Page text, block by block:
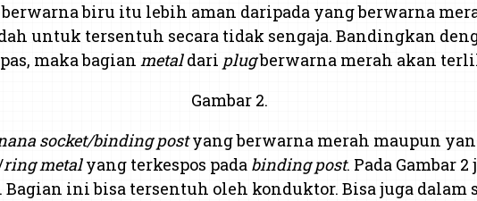
biru itu lebih aman daripada yang berwarna
untuk tersentuh secara tidak sengaja. Bandingkan
maka bagian metaldari plugberwarna merah akan
Gambar 2.
socket/binding postyang berwarna merah maupun
ringmetalyang terkespos pada binding post. Pada Gambar
ini bisa tersentuh oleh konduktor. Bisa juga dalam